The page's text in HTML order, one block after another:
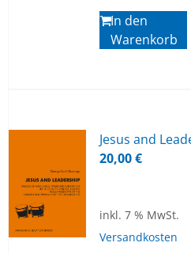
In den
Warenkorb
Je­sus and
20,00€
inkl. 7 % MwSt.
Versandkosten